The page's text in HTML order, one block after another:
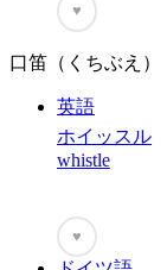
♥
口笛（くちぶえ）
英語
ホイッスル
whistle
♥